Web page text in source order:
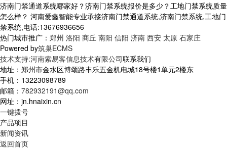
济南门禁通道系统哪家好？济南门禁系统报价是多少？工地门禁系统质量
怎么样？ 河南爱鑫智能专业承接济南门禁通道系统,济南门禁系统,工地门
禁系统,电话:13676936656
热门城市推广： 郑州 洛阳 商丘 南阳 信阳 济南 西安 太原 石家庄
Powered by筑巢ECMS
技术支持:河南索易客信息技术有限公司联系我们
地址：郑州市金水区博颂路丰乐五金机电城18号楼1单元2楼东
手机：13223098789
邮箱： 782932191@qq.com
网址：jn.hnaixin.cn
一键拨号
产品项目
新闻资讯
返回首页